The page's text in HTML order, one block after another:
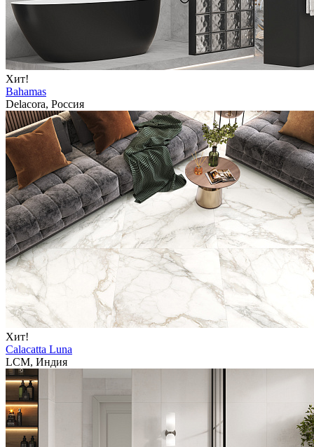
Хит!
Bahamas
Delacora, Россия
Хит!
Calacatta Luna
LCM, Индия